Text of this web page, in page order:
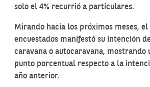
solo el 4% recurrió a particulares.
Mirando hacia los próximos meses, el
encuestados manifestó su intención
caravana o autocaravana, mostrando
punto porcentual respecto a la
año anterior.